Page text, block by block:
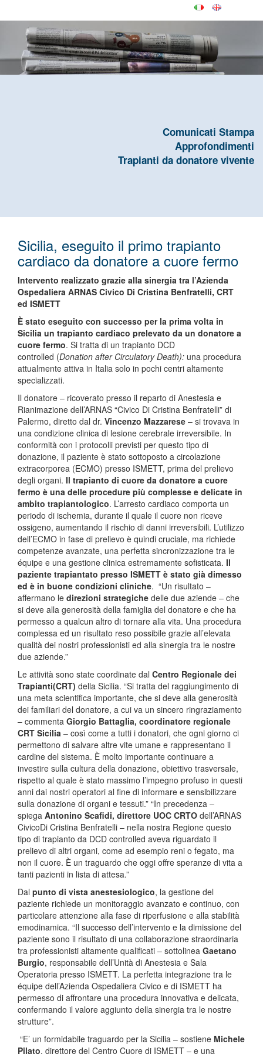
Comunicati Stampa
Approfondimenti
Trapianti da donatore vivente
Sicilia, eseguito il primo trapianto
cardiaco da donatore a cuore fermo
Intervento realizzato grazie alla sinergia tra l’Azienda
Ospedaliera ARNAS Civico Di Cristina Benfratelli, CRT
ed ISMETT
È stato eseguito con successo per la prima volta in
Sicilia un trapianto cardiaco prelevato da un donatore a
cuore fermo. Si tratta di un trapianto DCD
controlled (Donation after Circulatory Death): una procedura
attualmente attiva in Italia solo in pochi centri altamente
specializzati.
Il donatore – ricoverato presso il reparto di Anestesia e
Rianimazione dell’ARNAS “Civico Di Cristina Benfratelli” di
Palermo, diretto dal dr. Vincenzo Mazzarese – si trovava in
una condizione clinica di lesione cerebrale irreversibile. In
conformità con i protocolli previsti per questo tipo di
donazione, il paziente è stato sottoposto a circolazione
extracorporea (ECMO) presso ISMETT, prima del prelievo
degli organi. Il trapianto di cuore da donatore a cuore
fermo è una delle procedure più complesse e delicate in
ambito trapiantologico. L’arresto cardiaco comporta un
periodo di ischemia, durante il quale il cuore non riceve
ossigeno, aumentando il rischio di danni irreversibili. L’utilizzo
dell’ECMO in fase di prelievo è quindi cruciale, ma richiede
competenze avanzate, una perfetta sincronizzazione tra le
équipe e una gestione clinica estremamente sofisticata. Il
paziente trapiantato presso ISMETT è stato già dimesso
ed è in buone condizioni cliniche. “Un risultato –
affermano le direzioni strategiche delle due aziende – che
si deve alla generosità della famiglia del donatore e che ha
permesso a qualcun altro di tornare alla vita. Una procedura
complessa ed un risultato reso possibile grazie all’elevata
qualità dei nostri professionisti ed alla sinergia tra le nostre
due aziende.”
Le attività sono state coordinate dal Centro Regionale dei
Trapianti(CRT) della Sicilia. “Si tratta del raggiungimento di
una meta scientifica importante, che si deve alla generosità
dei familiari del donatore, a cui va un sincero ringraziamento
– commenta Giorgio Battaglia, coordinatore regionale
CRT Sicilia – così come a tutti i donatori, che ogni giorno ci
permettono di salvare altre vite umane e rappresentano il
cardine del sistema. È molto importante continuare a
investire sulla cultura della donazione, obiettivo trasversale,
rispetto al quale è stato massimo l’impegno profuso in questi
anni dai nostri operatori al fine di informare e sensibilizzare
sulla donazione di organi e tessuti.” “In precedenza –
spiega Antonino Scafidi, direttore UOC CRTO dell’ARNAS
CivicoDi Cristina Benfratelli – nella nostra Regione questo
tipo di trapianto da DCD controlled aveva riguardato il
prelievo di altri organi, come ad esempio reni o fegato, ma
non il cuore. È un traguardo che oggi offre speranze di vita a
tanti pazienti in lista di attesa.”
Dal punto di vista anestesiologico, la gestione del
paziente richiede un monitoraggio avanzato e continuo, con
particolare attenzione alla fase di riperfusione e alla stabilità
emodinamica. “Il successo dell’intervento e la dimissione del
paziente sono il risultato di una collaborazione straordinaria
tra professionisti altamente qualificati – sottolinea Gaetano
Burgio, responsabile dell’Unità di Anestesia e Sala
Operatoria presso ISMETT. La perfetta integrazione tra le
équipe dell’Azienda Ospedaliera Civico e di ISMETT ha
permesso di affrontare una procedura innovativa e delicata,
confermando il valore aggiunto della sinergia tra le nostre
strutture”.
“E’ un formidabile traguardo per la Sicilia – sostiene Michele
Pilato, direttore del Centro Cuore di ISMETT – e una